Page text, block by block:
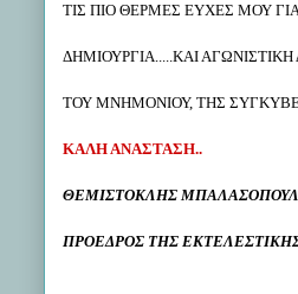
ΤΙΣ ΠΙΟ ΘΕΡΜΕΣ ΕΥΧΕΣ ΜΟΥ
ΔΗΜΙΟΥΡΓΙΑ.....ΚΑΙ
ΤΟΥ ΜΝΗΜΟΝΙΟΥ, ΤΗΣ
ΚΑΛΗ ΑΝΑΣΤΑΣΗ..
ΘΕΜΙΣΤΟΚΛΗΣ
ΠΡΟΕΔΡΟΣ ΤΗΣ